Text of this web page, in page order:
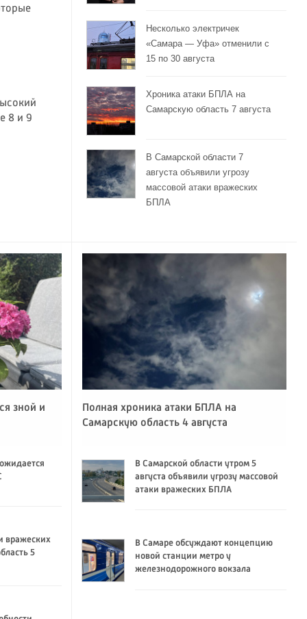
8 и 9
Несколько электричек
«Самара — Уфа» отменили с
15 по 30 августа
Хроника атаки БПЛА на
Самарскую область 7 августа
В Самарской области 7
августа объявили угрозу
массовой атаки вражеских
БПЛА
зной и
вражеских
5
Полная хроника атаки БПЛА на
Самарскую область 4 августа
В Самарской области утром 5
августа объявили угрозу массовой
атаки вражеских БПЛА
В Самаре обсуждают концепцию
новой станции метро у
железнодорожного вокзала